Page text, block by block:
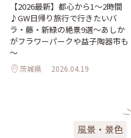
【2026最新】都心から1～2時間
♪GW日帰り旅行で行きたいバ
ラ・藤・新緑の絶景9選～あしか
がフラワーパークや益子陶器市も
～
茨城県 2026.04.19
風景・景色